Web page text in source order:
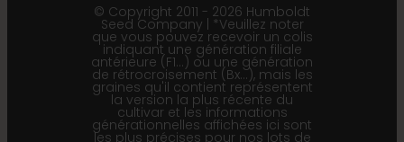
© Copyright 2011 - 2026 Humboldt
Seed Company | *Veuillez noter
que vous pouvez recevoir un colis
indiquant une génération filiale
antérieure (F1…) ou une génération
de rétrocroisement (Bx…), mais les
graines qu'il contient représentent
la version la plus récente du
cultivar et les informations
générationnelles affichées ici sont
les plus précises pour nos lots de